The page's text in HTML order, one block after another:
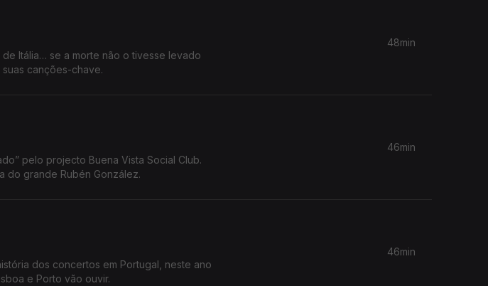
Itália… se a morte não o tivesse levado
canções-chave.
48min
pelo projecto Buena Vista Social Club.
do grande Rubén González.
46min
dos concertos em Portugal, neste ano
e Porto vão ouvir.
46min